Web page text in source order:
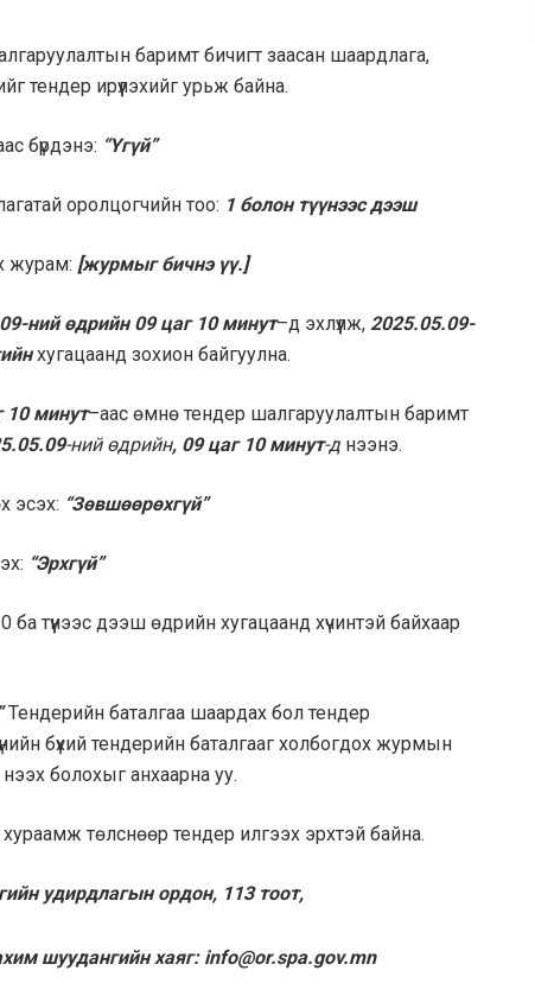
баримт бичигт заасан шаардлага,
тендер ирүүлэхийг урьж байна.
бүрдэнэ: “Үгүй”
оролцогчийн тоо: 1 болон түүнээс дээш
журам: [журмыг бичнэ үү.]
ний өдрийн 09 цаг 10 минут–д эхлүүлж, 2025.05.09-
хугацаанд зохион байгуулна.
10 минут–аас өмнө тендер шалгаруулалтын баримт
-ний өдрийн, 09 цаг 10 минут-д нээнэ.
эсэх: “Зөвшөөрөхгүй”
“Эрхгүй”
түүнээс дээш өдрийн хугацаанд хүчинтэй байхаар
Тендерийн баталгаа шаардах бол тендер
бүхий тендерийн баталгааг холбогдох журмын
болохыг анхаарна уу.
төлснөөр тендер илгээх эрхтэй байна.
удирдлагын ордон, 113 тоот,
шуудангийн хаяг: info@or.spa.gov.mn